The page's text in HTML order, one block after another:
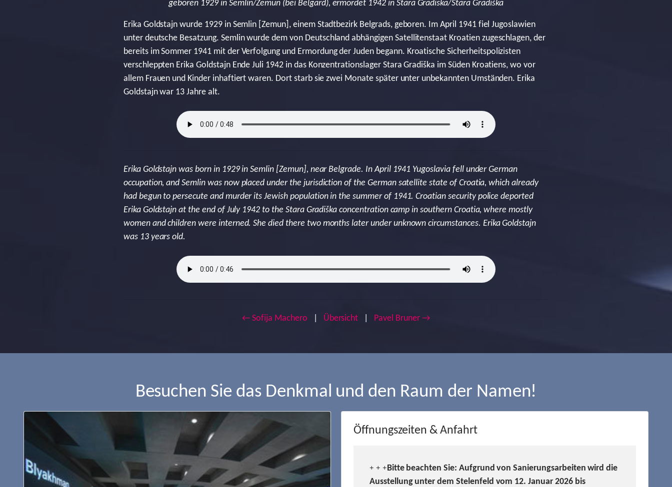
geboren 1929 in Semlin/Zemun (bei Belgard), ermordet 1942 in Stara Gradiska/Stara Gradiška
Erika Goldstajn wurde 1929 in Semlin [Zemun], einem Stadtbezirk Belgrads, geboren. Im April 1941 fiel Jugoslawien
unter deutsche Besatzung. Semlin wurde dem von Deutschland abhängigen Satellitenstaat Kroatien zugeschlagen, der
bereits im Sommer 1941 mit der Verfolgung und Ermordung der Juden begann. Kroatische Sicherheitspolizisten
verschleppten Erika Goldstajn Ende Juli 1942 in das Konzentrationslager Stara Gradiška im Süden Kroatiens, wo vor
allem Frauen und Kinder inhaftiert waren. Dort starb sie zwei Monate später unter unbekannten Umständen. Erika
Goldstajn war 13 Jahre alt.
Erika Goldstajn was born in 1929 in Semlin [Zemun], near Belgrade. In April 1941 Yugoslavia fell under German
occupation, and Semlin was now placed under the jurisdiction of the German satellite state of Croatia, which already
had begun to persecute and murder its Jewish population in the summer of 1941. Croatian security police deported
Erika Goldstajn at the end of July 1942 to the Stara Gradiška concentration camp in southern Croatia, where mostly
women and children were interned. She died there two months later under unknown circumstances. Erika Goldstajn
was 13 years old.
← Sofija Machero Übersicht Pavel Bruner →
Besuchen Sie das Denkmal und den Raum der Namen!
Öffnungszeiten & Anfahrt
+ + +Bitte beachten Sie: Aufgrund von Sanierungsarbeiten wird die
Ausstellung unter dem Stelenfeld vom 12. Januar 2026 bis